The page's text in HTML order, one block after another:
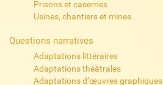
Prisons et casernes
Usines, chantiers et mines
Questions narratives
Adaptations littéraires
Adaptations théâtrales
Adaptations d’œuvres graphiques